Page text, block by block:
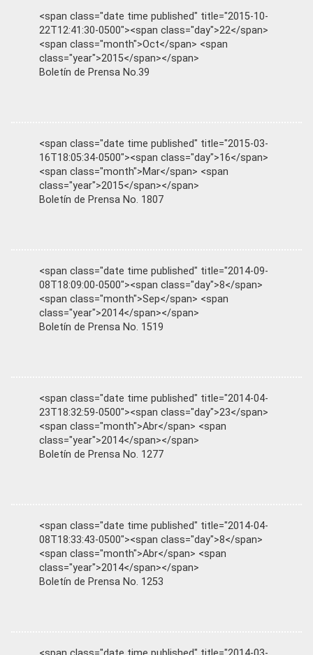
<span class="date time published" title="2015-10-
22T12:41:30-0500"><span class="day">22</span>
<span class="month">Oct</span> <span
class="year">2015</span></span>
Boletín de Prensa No.39
<span class="date time published" title="2015-03-
16T18:05:34-0500"><span class="day">16</span>
<span class="month">Mar</span> <span
class="year">2015</span></span>
Boletín de Prensa No. 1807
<span class="date time published" title="2014-09-
08T18:09:00-0500"><span class="day">8</span>
<span class="month">Sep</span> <span
class="year">2014</span></span>
Boletín de Prensa No. 1519
<span class="date time published" title="2014-04-
23T18:32:59-0500"><span class="day">23</span>
<span class="month">Abr</span> <span
class="year">2014</span></span>
Boletín de Prensa No. 1277
<span class="date time published" title="2014-04-
08T18:33:43-0500"><span class="day">8</span>
<span class="month">Abr</span> <span
class="year">2014</span></span>
Boletín de Prensa No. 1253